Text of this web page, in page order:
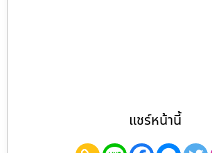
แชร์หน้านี้